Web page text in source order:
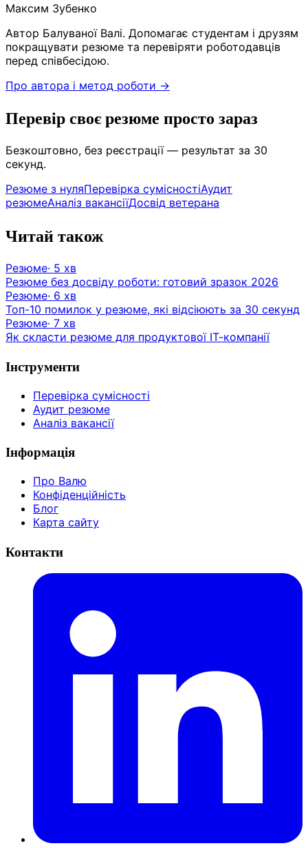
Максим Зубенко
Автор Балуваної Валі. Допомагає студентам і друзям
покращувати резюме та перевіряти роботодавців
перед співбесідою.
Про автора і метод роботи →
Перевір своє резюме просто зараз
Безкоштовно, без реєстрації — результат за 30
секунд.
Резюме з нуляПеревірка сумісностіАудит
резюмеАналіз вакансіїДосвід ветерана
Читай також
Резюме· 5 хв
Резюме без досвіду роботи: готовий зразок 2026
Резюме· 6 хв
Топ-10 помилок у резюме, які відсіюють за 30 секунд
Резюме· 7 хв
Як скласти резюме для продуктової ІТ-компанії
Інструменти
Перевірка сумісності
Аудит резюме
Аналіз вакансії
Інформація
Про Валю
Конфіденційність
Блог
Карта сайту
Контакти